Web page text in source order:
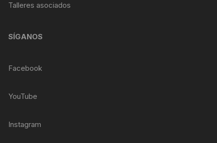
Talleres asociados
SÍGANOS
Facebook
YouTube
Instagram